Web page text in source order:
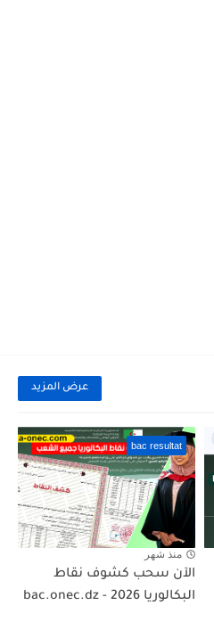
عرض المزيد
bac resultat
منذ شهر
الآن سحب كشوف نقاط
البكالوريا 2026 - bac.onec.dz